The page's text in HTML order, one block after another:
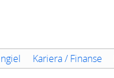
Kariera / Finanse